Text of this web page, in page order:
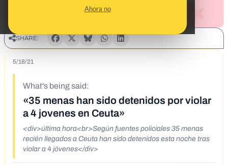
Ahora no
SHARE:
5/18/21
What's being said:
«35 menas han sido detenidos por violar
a 4 jovenes en Ceuta»
<div>última hora<br>Según fuentes policiales 35 menas
recién llegados a Ceuta han sido detenidos esta noche tras
violar a 4 jóvenes</div>